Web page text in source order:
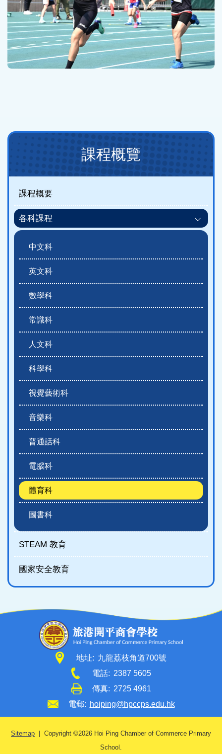
Main
(課
程
概
覽)
課程概覽
課程概要
各科課程
中文科
英文科
數學科
常識科
人文科
科學科
視覺藝術科
音樂科
普通話科
電腦科
體育科
圖書科
STEAM 教育
國家安全教育
地址: 九龍荔枝角道700號
電話: 2387 5605
傳真: 2725 4961
電郵: hoiping@hpccps.edu.hk
Sitemap | Copyright ©2026 Hoi Ping Chamber of Commerce Primary
School.